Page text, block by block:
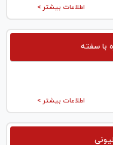
اطلاعات بیشتر >
با سفته
اطلاعات بیشتر >